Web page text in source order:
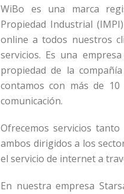
WiBo es una marca
Propiedad Industrial
online a todos nuestros
servicios. Es una
propiedad de la
contamos con más de
comunicación.
Ofrecemos servicios
ambos dirigidos a los
el servicio de internet a
En nuestra empresa